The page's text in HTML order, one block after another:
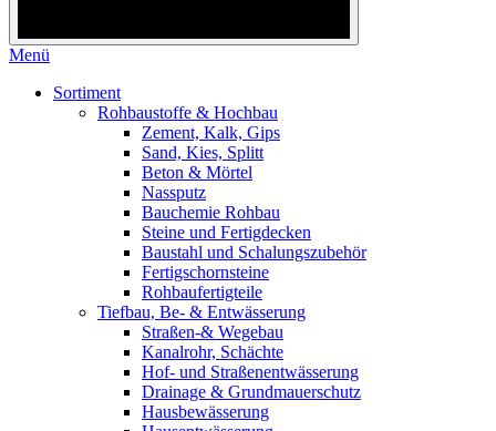
Menü
Sortiment
Rohbaustoffe & Hochbau
Zement, Kalk, Gips
Sand, Kies, Splitt
Beton & Mörtel
Nassputz
Bauchemie Rohbau
Steine und Fertigdecken
Baustahl und Schalungszubehör
Fertigschornsteine
Rohbaufertigteile
Tiefbau, Be- & Entwässerung
Straßen-& Wegebau
Kanalrohr, Schächte
Hof- und Straßenentwässerung
Drainage & Grundmauerschutz
Hausbewässerung